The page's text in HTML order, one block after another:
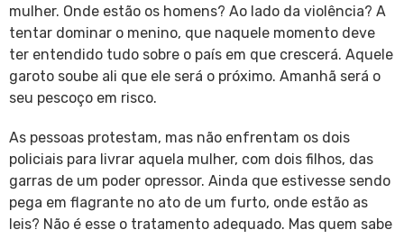
mulher. Onde estão os homens? Ao lado da violência? A
tentar dominar o menino, que naquele momento deve
ter entendido tudo sobre o país em que crescerá. Aquele
garoto soube ali que ele será o próximo. Amanhã será o
seu pescoço em risco.
As pessoas protestam, mas não enfrentam os dois
policiais para livrar aquela mulher, com dois filhos, das
garras de um poder opressor. Ainda que estivesse sendo
pega em flagrante no ato de um furto, onde estão as
leis? Não é esse o tratamento adequado. Mas quem sabe